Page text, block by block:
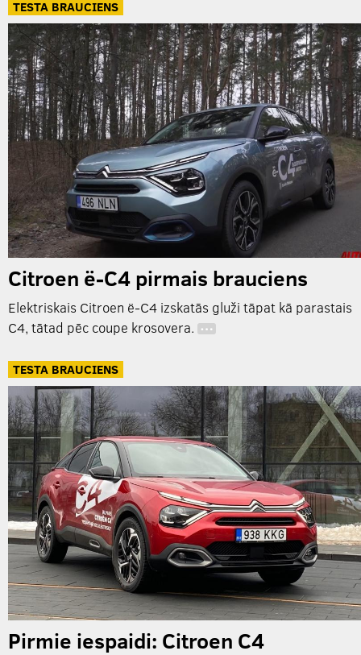
TESTA BRAUCIENS
Citroen ë-C4 pirmais brauciens
Elektriskais Citroen ë-C4 izskatās gluži tāpat kā parastais
C4, tātad pēc coupe krosovera. …
TESTA BRAUCIENS
Pirmie iespaidi: Citroen C4